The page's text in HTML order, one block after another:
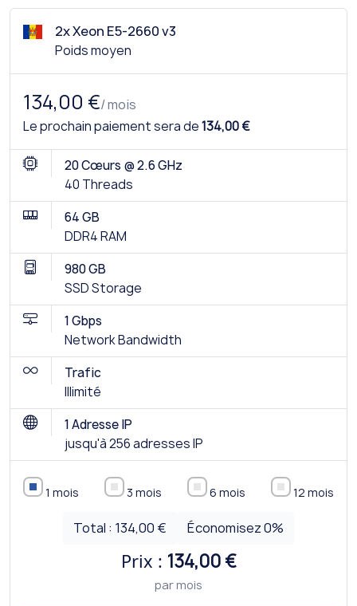
2x Xeon E5-2660 v3
Poids moyen
134,00 €/ mois
Le prochain paiement sera de134,00 €
20 Cœurs @ 2.6 GHz
40 Threads
64 GB
DDR4 RAM
980 GB
SSD Storage
1 Gbps
Network Bandwidth
Trafic
Illimité
1 Adresse IP
jusqu'à 256 adresses IP
1 mois 3 mois 6 mois 12 mois
Total : 134,00 € Économisez0%
Prix : 134,00 €
par mois